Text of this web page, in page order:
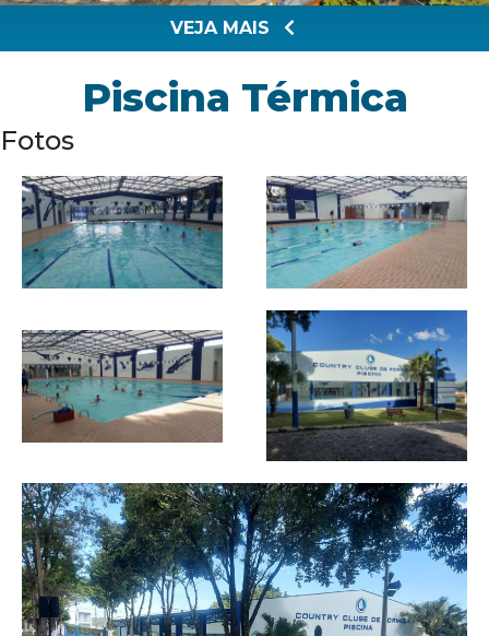
VEJA MAIS
Piscina Térmica
Fotos